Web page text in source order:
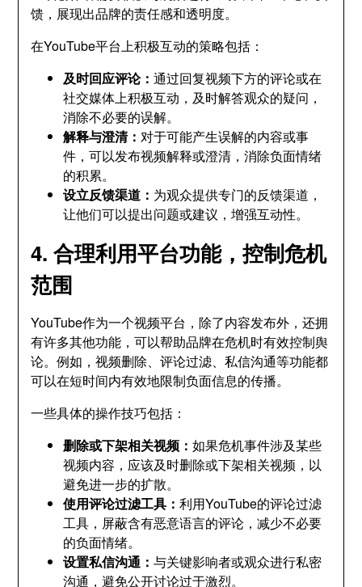
馈，展现出品牌的责任感和透明度。
在YouTube平台上积极互动的策略包括：
及时回应评论：通过回复视频下方的评论或在
社交媒体上积极互动，及时解答观众的疑问，
消除不必要的误解。
解释与澄清：对于可能产生误解的内容或事
件，可以发布视频解释或澄清，消除负面情绪
的积累。
设立反馈渠道： 为观众提供专门的反馈渠道，
让他们可以提出问题或建议，增强互动性。
4. 合理利用平台功能，控制危机
范围
YouTube作为一个视频平台，除了内容发布外，还拥
有许多其他功能，可以帮助品牌在危机时有效控制舆
论。例如，视频删除、评论过滤、私信沟通等功能都
可以在短时间内有效地限制负面信息的传播。
一些具体的操作技巧包括：
删除或下架相关视频：如果危机事件涉及某些
视频内容，应该及时删除或下架相关视频，以
避免进一步的扩散。
使用评论过滤工具：利用YouTube的评论过滤
工具，屏蔽含有恶意语言的评论，减少不必要
的负面情绪。
设置私信沟通：与关键影响者或观众进行私密
沟通，避免公开讨论过于激烈。